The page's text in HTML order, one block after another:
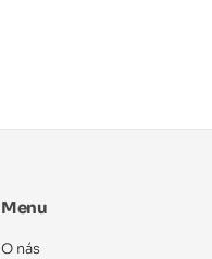
Menu
O nás